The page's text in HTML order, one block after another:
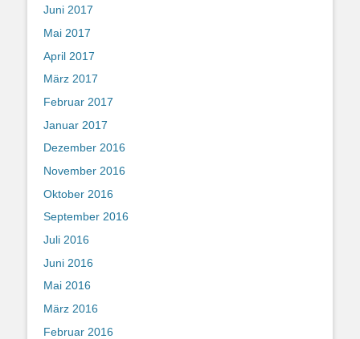
Juni 2017
Mai 2017
April 2017
März 2017
Februar 2017
Januar 2017
Dezember 2016
November 2016
Oktober 2016
September 2016
Juli 2016
Juni 2016
Mai 2016
März 2016
Februar 2016